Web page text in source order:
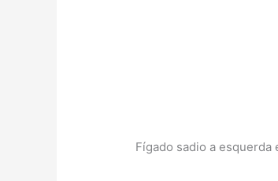
Fígado sadio a esquerda